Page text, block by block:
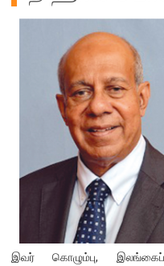
பொது நோக்கு
வங்கியின் வரலாறு
தொலைநோக்கு, பணி,
குறிக்கோள்கள்
தொழிற்பாடுகள்
நிறுவன ரீதியான
நிறுவனக் கட்டமைப்பு
முதன்மை அலுவலர்கள்
திணைக்களங்கள்
ஆளுகைக் கோவைகளும்
இவர் கொழும்பு, இலங்கைப்